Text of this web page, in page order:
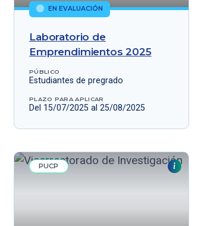
EN EVALUACIÓN
Laboratorio de
Emprendimientos 2025
PÚBLICO
Estudiantes de pregrado
PLAZO PARA APLICAR
Del 15/07/2025 al 25/08/2025
PUCP